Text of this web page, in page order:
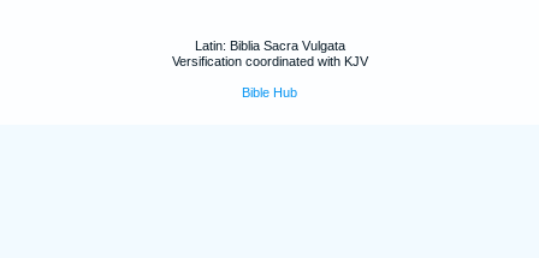
Latin: Biblia Sacra Vulgata
Versification coordinated with KJV
Bible Hub